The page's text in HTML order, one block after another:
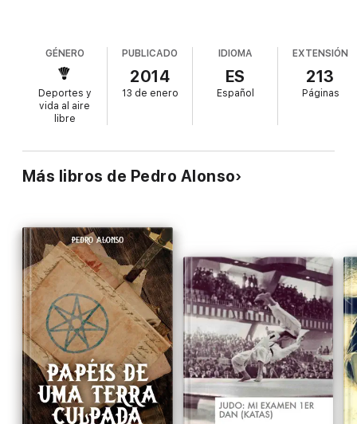
GÉNERO
Deportes y
vida al aire
libre
PUBLICADO
2014
13 de enero
IDIOMA
ES
Español
EXTENSIÓN
213
Páginas
Más libros de Pedro Alonso